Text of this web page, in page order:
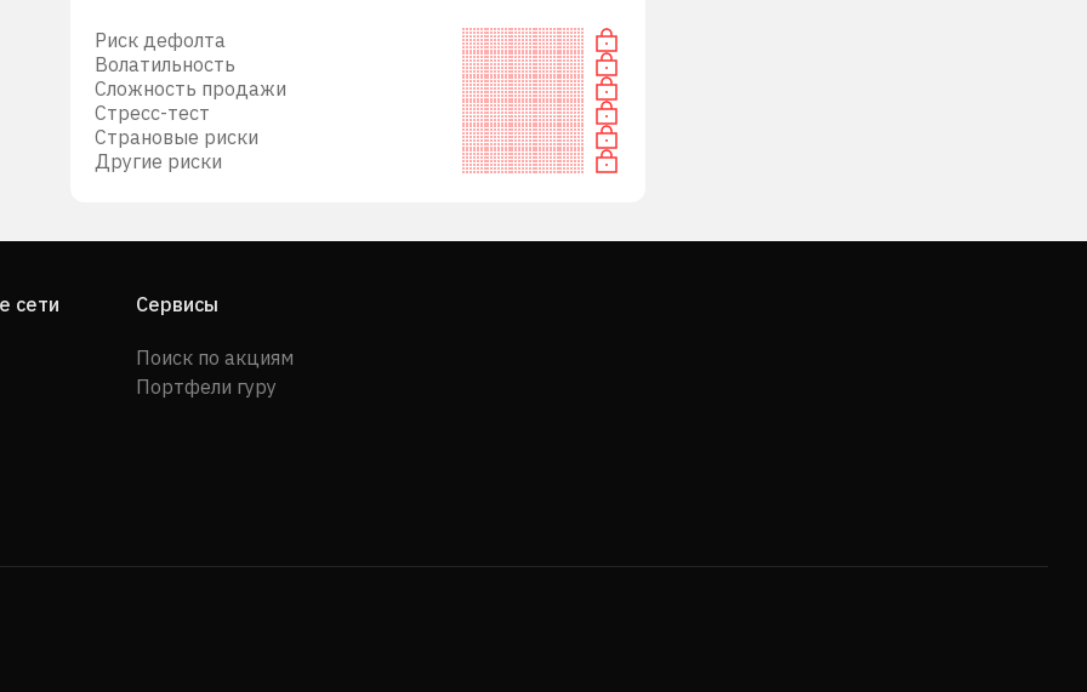
Риск дефолта
Волатильность
Сложность продажи
Стресс-тест
Страновые риски
Другие риски
сети Сервисы
Поиск по акциям
Портфели гуру